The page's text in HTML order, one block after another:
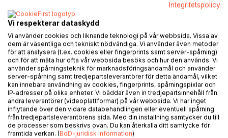
inkl. moms
Tillgänglig för nedladdning
LÄGG I KUNDVAGNEN
Lägg till i kom-ihåglista
Recensera titel
Integritetspolicy
Vi respekterar dataskydd
Vi använder cookies och liknande teknologi på vår webbsida. Vissa av
dem är väsentliga och tekniskt nödvändiga. Vi använder även metoder
för att analysera (t.ex. cookies eller fingerprints samt server-spårning)
och för att mäta hur ofta vår webbsida besöks och hur den används. Vi
använder spårningsteknik för marknadsföringsändamål och använder
server-spårning samt tredjepartsleverantörer för detta ändamål, vilket
kan innebära användning av cookies, fingerprints, spårningspixlar och
IP-adresser på olika enheter. Vi bäddar även in tredjepartsinnehåll från
andra leverantörer (videoplattformar) på vår webbsida. Vi har inget
inflytande över den vidare databehandlingen eller eventuell spårning
från tredjepartsleverantörens sida. Med din inställning samtycker du till
de processer som beskrivs ovan. Du kan återkalla ditt samtycke för
framtida verkan. (BoD-juridisk information)